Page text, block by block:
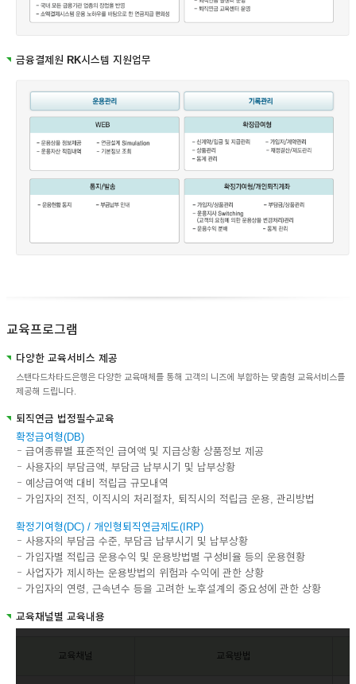
금융결제원 RK시스템 지원업무
교육프로그램
다양한 교육서비스 제공
스탠다드차타드은행은 다양한 교육매체를 통해 고객의 니즈에 부합하는 맞춤형 교육서비스를
제공해 드립니다.
퇴직연금 법정필수교육
확정급여형(DB)
급여종류별 표준적인 급여액 및 지급상황 상품정보 제공
사용자의 부담금액, 부담금 납부시기 및 납부상황
예상급여액 대비 적립금 규모내역
가입자의 전직, 이직시의 처리절차, 퇴직시의 적립금 운용, 관리방법
확정기여형(DC) / 개인형퇴직연금제도(IRP)
사용자의 부담금 수준, 부담금 납부시기 및 납부상황
가입자별 적립금 운용수익 및 운용방법별 구성비율 등의 운용현황
사업자가 제시하는 운용방법의 위험과 수익에 관한 상황
가입자의 연령, 근속년수 등을 고려한 노후설계의 중요성에 관한 상황
교육채널별 교육내용
교육채널 교육방법